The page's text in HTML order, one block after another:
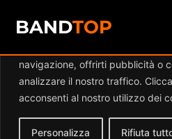
Diamo valore alla tua
navigazione, offrirti pubblicità o
analizzare il nostro traffico.
acconsenti al nostro utilizzo dei
Personalizza Rifiuta
BANDTOP
Events by
organizer